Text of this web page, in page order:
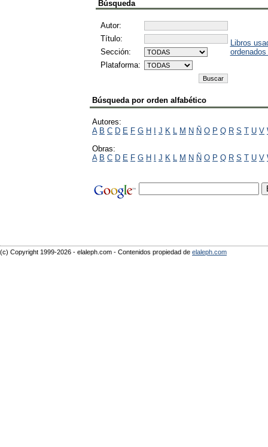
Búsqueda
Autor:
Título:
Sección:
Plataforma:
Libros
Búsqueda por orden alfabético
Autores:
A B C D E F G H I J K L M N Ñ O P Q R S T U V
Obras:
A B C D E F G H I J K L M N Ñ O P Q R S T U V
(c) Copyright 1999-2026 - elaleph.com - Contenidos propiedad de elaleph.com